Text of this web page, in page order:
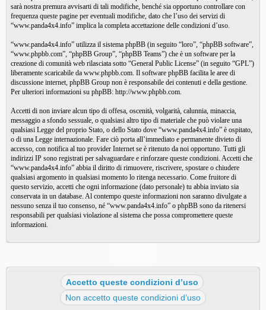
sarà nostra premura avvisarti di tali modifiche, benché sia opportuno controllare con
frequenza queste pagine per eventuali modifiche, dato che l’uso dei servizi di
“www.panda4x4.info” implica la completa accettazione delle condizioni d’uso.
“www.panda4x4.info” utilizza il sistema phpBB (in seguito “loro”, “phpBB software”,
“www.phpbb.com”, “phpBB Group”, “phpBB Teams”) che è un software per la
creazione di comunità web rilasciata sotto “General Public License” (in seguito “GPL”)
liberamente scaricabile da www.phpbb.com. Il software phpBB facilita le aree di
discussione internet, phpBB Group non è responsabile dei contenuti e della gestione.
Per ulteriori informazioni su phpBB: http://www.phpbb.com.
Accetti di non inviare alcun tipo di offesa, oscenità, volgarità, calunnia, minaccia,
messaggio a sfondo sessuale, o qualsiasi altro tipo di materiale che può violare una
qualsiasi Legge del proprio Stato, o dello Stato dove “www.panda4x4.info” è ospitato,
o di una Legge internazionale. Fare ciò porta all’immediato e permanente divieto di
accesso, con notifica al tuo provider Internet se è ritenuto da noi opportuno. Tutti gli
indirizzi IP sono registrati per salvaguardare e rinforzare queste condizioni. Accetti che
“www.panda4x4.info” abbia il diritto di rimuovere, riscrivere, spostare o chiudere
qualsiasi argomento in qualsiasi momento lo ritenga necessario. Come fruitore di
questo servizio, accetti che ogni informazione (dato personale) tu abbia inviato sia
conservata in un database. Al contempo queste informazioni non saranno divulgate a
nessuno senza il tuo consenso, né “www.panda4x4.info” o phpBB sono da ritenersi
responsabili per qualsiasi violazione al sistema che possa compromettere queste
informazioni.